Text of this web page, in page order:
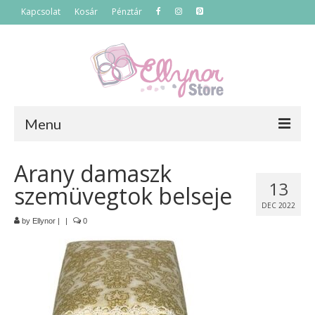
Kapcsolat Kosár Pénztár
Menu
Termékek
Szettek
Akciós termékek
Táskák
Neszeszerek
13
DEC 2022
Arany damaszk
szemüvegtok belseje
by Ellynor | | 0